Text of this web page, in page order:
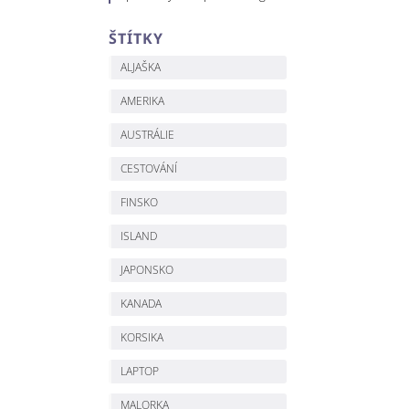
ŠTÍTKY
ALJAŠKA
AMERIKA
AUSTRÁLIE
CESTOVÁNÍ
FINSKO
ISLAND
JAPONSKO
KANADA
KORSIKA
LAPTOP
MALORKA